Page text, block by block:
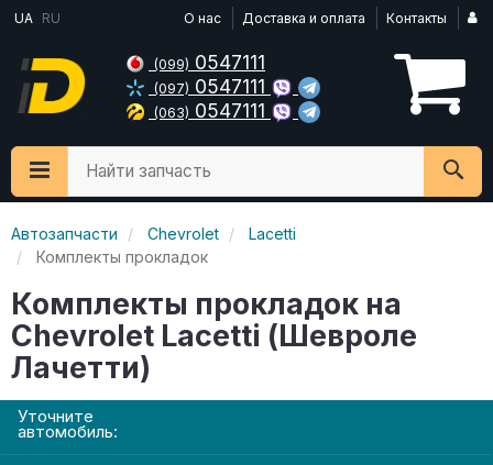
UA RU О нас Доставка и оплата Контакты
(099) 0547111
(097) 0547111
(063) 0547111
Найти запчасть
Автозапчасти Chevrolet
Lacetti
Комплекты прокладок
Комплекты прокладок на
Chevrolet Lacetti (Шевроле
Лачетти)
Уточните
автомобиль: